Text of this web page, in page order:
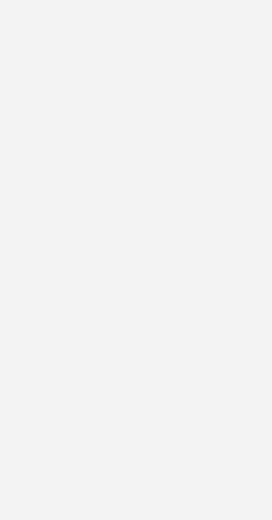
für Heizen und Warmwasser
und Warmwasser pro Monat
Energieverbrauch und die
soll den Nutzer*innen zusätzliche
Verhalten geben und sie
zu erkennen und auszuschöpfen.
monatlichen Heizinformation
als Grundlage in
Mieter*innen können sie als
zum Thema Heizen